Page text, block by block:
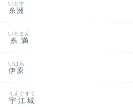
糸洲
いとす
糸満
いとまん
伊原
いはら
宇江城
うえぐすく